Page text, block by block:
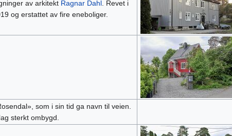
av arkitekt Ragnar Dahl. Revet i
og erstattet av fire eneboliger.
som i sin tid ga navn til veien.
sterkt ombygd.